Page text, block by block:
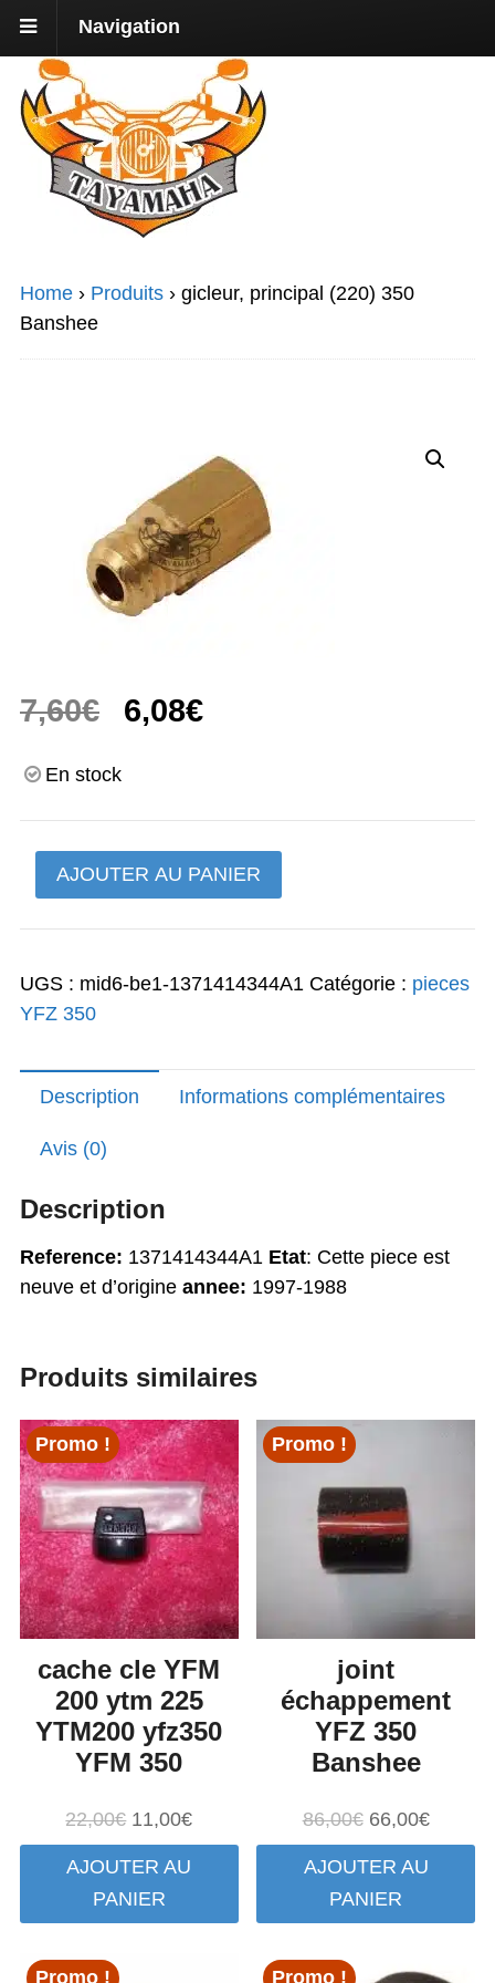
Navigation
Home › Produits › gicleur, principal (220) 350
Banshee
7,60€
Le
était :
7,60€.
6,08€Le
est :
6,08€.
En stock
quantité
de
gicleur,
(220)
350
AJOUTER AU PANIER
UGS : mid6-be1-1371414344A1 Catégorie : pieces
YFZ 350
Description Informations complémentaires
Avis (0)
Description
Reference: 1371414344A1 Etat: Cette piece est
neuve et d’origine annee: 1997-1988
Produits similaires
Promo !
cache cle YFM
200 ytm 225
YTM200 yfz350
YFM 350
22,00€ Le
prix
initial
était :
11,00€Le
prix
AJOUTER AU
PANIER
Promo !
joint
échappement
YFZ 350
Banshee
86,00€ Le
prix
initial
était :
66,00€Le
prix
AJOUTER AU
PANIER
Promo ! Promo !